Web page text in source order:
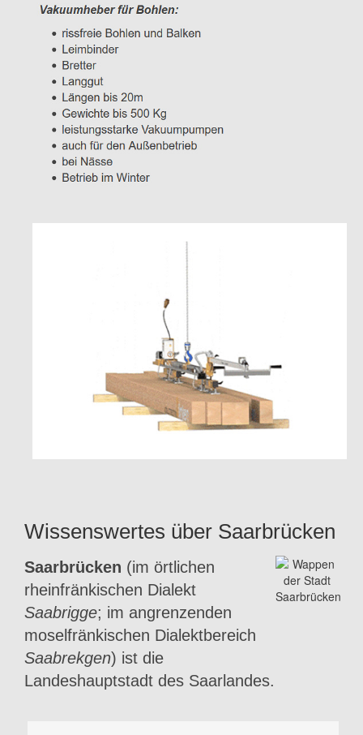
Wissenswertes über Saarbrücken
Saarbrücken (im örtlichen
rheinfränkischen Dialekt
Saabrigge; im angrenzenden
moselfränkischen Dialektbereich
Saabrekgen) ist die
Landeshauptstadt des Saarlandes.